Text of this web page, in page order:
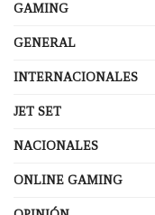
GAMING
GENERAL
INTERNACIONALES
JET SET
NACIONALES
ONLINE GAMING